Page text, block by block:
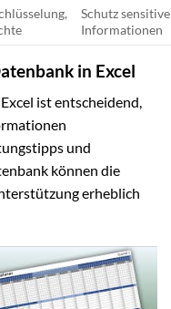
Schutz
Informationen
in Excel
ist entscheidend,
und
können die
erheblich